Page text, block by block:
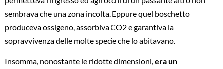
sembrava che una zona incolta. Eppure quel boschetto
produceva ossigeno, assorbiva CO2 e garantiva la
sopravvivenza delle molte specie che lo abitavano.
Insomma, nonostante le ridotte dimensioni,era un